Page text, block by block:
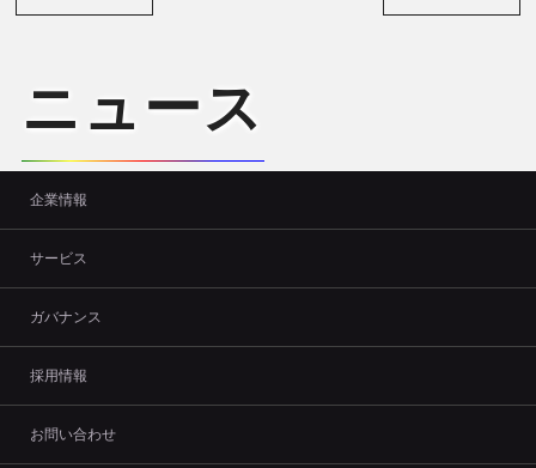
ニュース
企業情報
サービス
ガバナンス
採用情報
お問い合わせ